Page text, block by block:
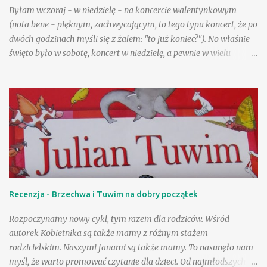
Byłam wczoraj - w niedzielę - na koncercie walentynkowym
(nota bene - pięknym, zachwycającym, to tego typu koncert, że po
dwóch godzinach myśli się z żalem: "to już koniec?"). No właśnie -
święto było w sobotę, koncert w niedzielę, a pewnie w wielu
względem jesteśmy zgodni - okazywanie uczuć bez względu na
datę aprobujemy bez wahania. A jednocześnie przecież mamy
często zastrzeżenia odnośnie nieco starszych zakochanych czy
tych najmłodszych. Takie właśnie kwestie zostały przestawione w
"Pajączku na rowerze": jej główni bohaterowie to Ola i Łukasz,
uczniowie szkoły podstawowej. Ich znajomość to dobre
potwierdzenie tezy, iż przeciwieństwa przyciągają się, a także
powiedzenia: "Kto się lubi, ten się czubi", choć w przypadku tych
wysportowana, nieco rozt...
Recenzja - Brzechwa i Tuwim na dobry początek
Rozpoczynamy nowy cykl, tym razem dla rodziców. Wśród
autorek Kobietnika są także mamy z różnym stażem
rodzicielskim. Naszymi fanami są także mamy. To nasunęło nam
myśl, że warto promować czytanie dla dzieci. Od najmłodszych lat